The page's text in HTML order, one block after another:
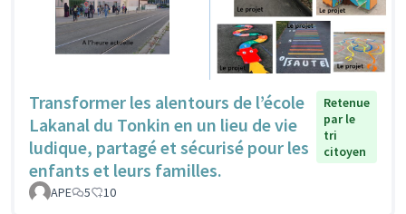
Transformer les alentours de l’école
Lakanal du Tonkin en un lieu de vie
ludique, partagé et sécurisé pour les
enfants et leurs familles.
Retenue
par le
tri
citoyen
APE 5 10